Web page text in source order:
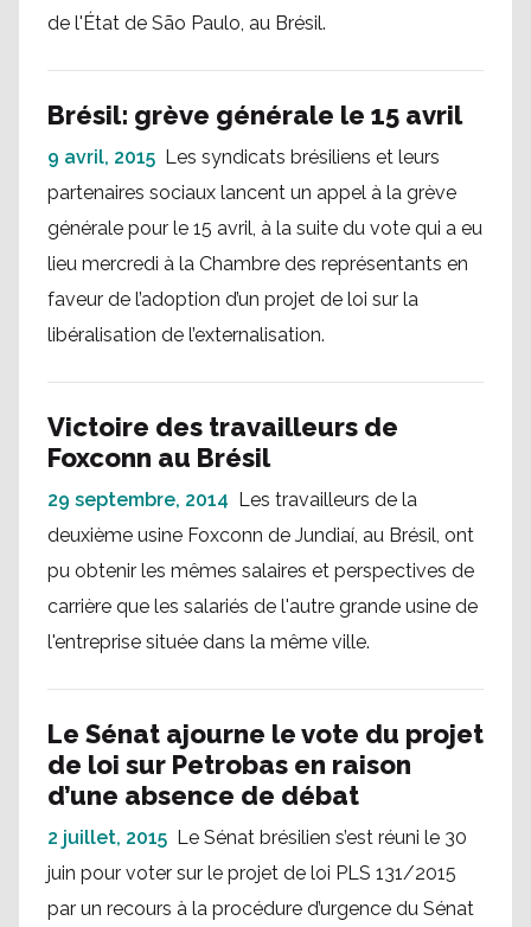
de l'État de São Paulo, au Brésil.
Brésil: grève générale le 15 avril
9 avril, 2015 Les syndicats brésiliens et leurs
partenaires sociaux lancent un appel à la grève
générale pour le 15 avril, à la suite du vote qui a eu
lieu mercredi à la Chambre des représentants en
faveur de l’adoption d’un projet de loi sur la
libéralisation de l’externalisation.
Victoire des travailleurs de
Foxconn au Brésil
29 septembre, 2014 Les travailleurs de la
deuxième usine Foxconn de Jundiaí, au Brésil, ont
pu obtenir les mêmes salaires et perspectives de
carrière que les salariés de l'autre grande usine de
l'entreprise située dans la même ville.
Le Sénat ajourne le vote du projet
de loi sur Petrobas en raison
d’une absence de débat
2 juillet, 2015 Le Sénat brésilien s’est réuni le 30
juin pour voter sur le projet de loi PLS 131/2015
par un recours à la procédure d’urgence du Sénat